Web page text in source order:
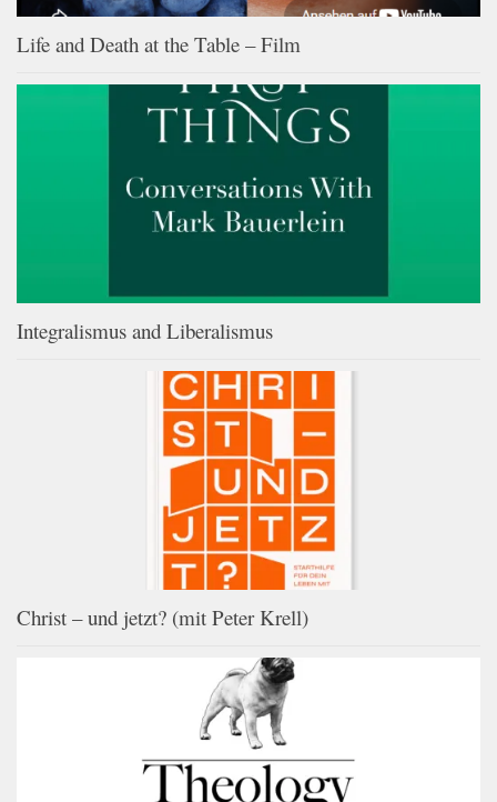
Life and Death at the Table – Film
Integralismus and Liberalismus
Christ – und jetzt? (mit Peter Krell)